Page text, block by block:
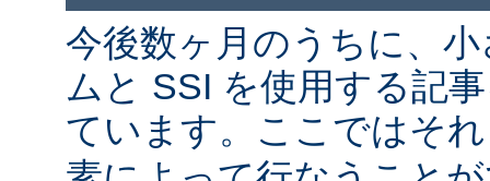
今後数ヶ月のうちに、
ムと SSI を使用する記
ています。ここではそ